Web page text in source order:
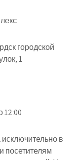
городской
1
12:00
в
посетителям